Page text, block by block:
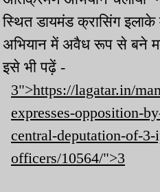
स्थित डायमंड क्रासिंग इलाके
अभियान में अवैध रूप से बने
इसे भी पढ़ें -
3">https://lagatar.in/
expresses-opposition-
central-deputation-of-3-
officers/10564/">3